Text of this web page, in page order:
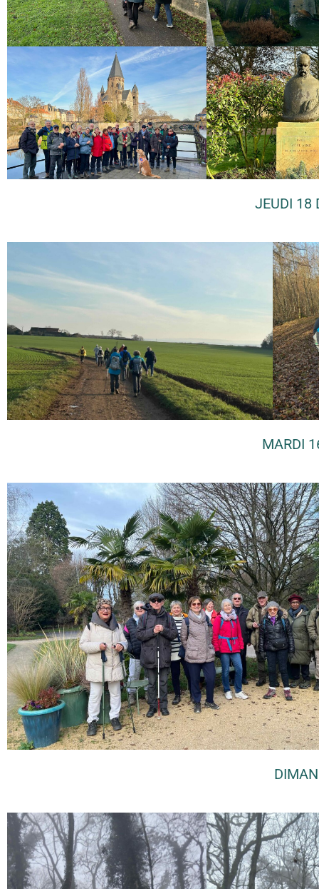
JEUDI 18
MARDI